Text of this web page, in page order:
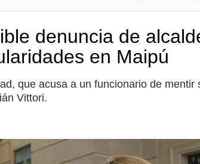
denuncia de
en Maipú
que acusa a un funcionario de
Vittori.